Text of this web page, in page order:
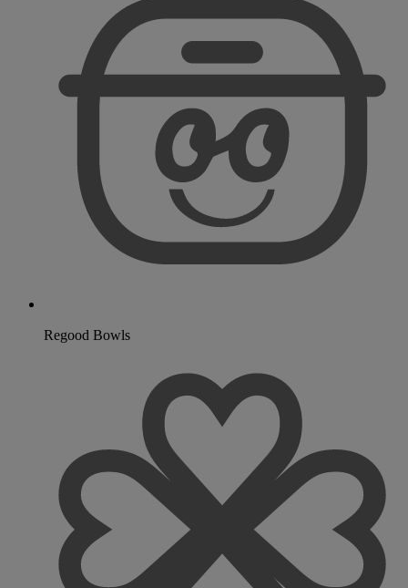
Regood Bowls